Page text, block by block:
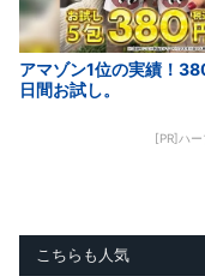
アマゾン1位の実績！
日間お試し。
[PR]ハ
こちらも人気